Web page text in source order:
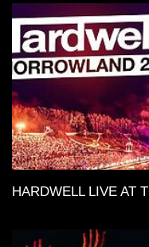
HARDWELL LIVE AT